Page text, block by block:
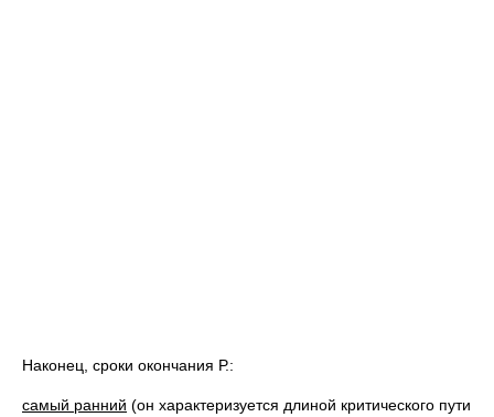
Наконец, сроки окончания Р.:
самый ранний (он характеризуется длиной критического пути